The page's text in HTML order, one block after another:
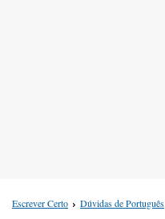
Escrever Certo Dúvidas de Português